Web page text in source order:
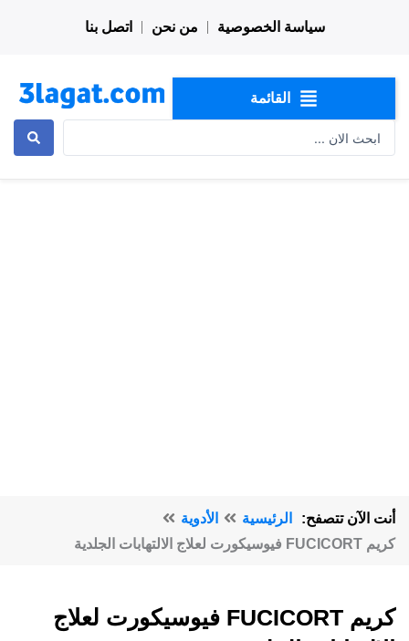
سياسة الخصوصية من نحن اتصل بنا
القائمة
أنت الآن تتصفح: الرئيسية
الأدوية
كريم FUCICORT فيوسيكورت لعلاج الالتهابات الجلدية
كريم FUCICORT فيوسيكورت لعلاج